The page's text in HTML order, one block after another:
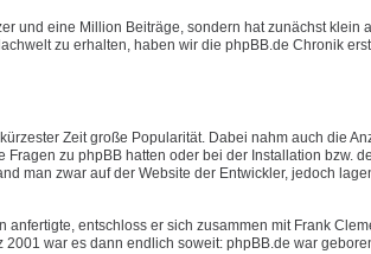
und eine Million Beiträge, sondern hat zunächst klein
zu erhalten, haben wir die phpBB.de Chronik
Zeit große Popularität. Dabei nahm auch die
zu phpBB hatten oder bei der Installation bzw.
man zwar auf der Website der Entwickler, jedoch
entschloss er sich zusammen mit Frank
war es dann endlich soweit: phpBB.de war